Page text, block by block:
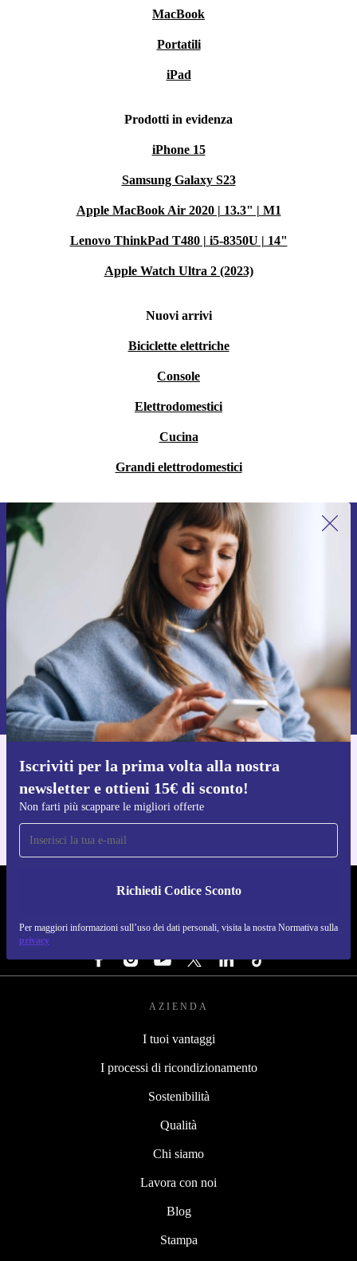
MacBook
Portatili
iPad
Prodotti in evidenza
iPhone 15
Samsung Galaxy S23
Apple MacBook Air 2020 | 13.3" | M1
Lenovo ThinkPad T480 | i5-8350U | 14"
Apple Watch Ultra 2 (2023)
Nuovi arrivi
Biciclette elettriche
Console
Elettrodomestici
Cucina
Grandi elettrodomestici
Iscriviti per la prima volta alla nostra
newsletter e ottieni 15€ di sconto!
Non farti più scappare le migliori offerte
Richiedi Codice Sconto
Per maggiori informazioni sull’uso dei dati personali, visita la nostra Normativa sulla
privacy
Iscriviti per la prima volta alla nostra
newsletter e ottieni 15€ di sconto!
Non farti più scappare le migliori offerte.
Richiedi codice sconto
Per maggiori informazioni sull’uso dei dati personali, visita la nostra
Normativa sulla privacy
Scarica l'app di refurbed
Per iOS e Android
REFURBED ITALIA - RETHINK NEW.
SEGUICI SU
AZIENDA
I tuoi vantaggi
I processi di ricondizionamento
Sostenibilità
Qualità
Chi siamo
Lavora con noi
Blog
Stampa